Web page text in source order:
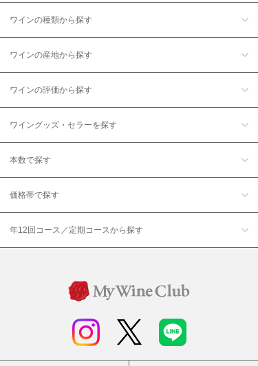
ワインの種類から探す
ワインの産地から探す
ワインの評価から探す
ワイングッズ・セラーを探す
本数で探す
価格帯で探す
年12回コース／定期コースから探す